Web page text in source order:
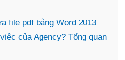
file pdf bằng Word 2013
của Agency? Tổng quan